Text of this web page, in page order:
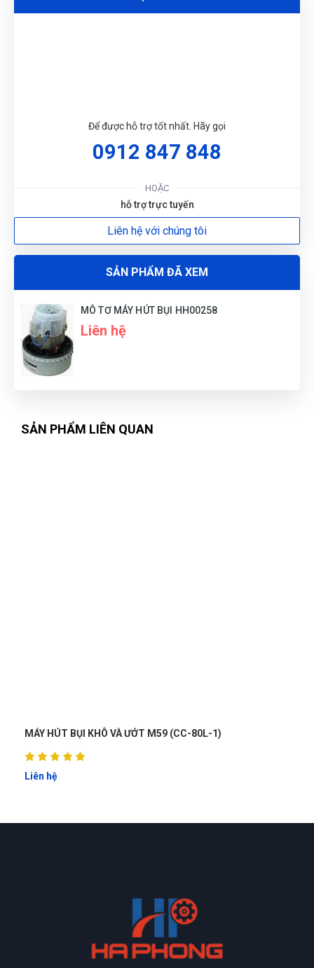
Để được hỗ trợ tốt nhất. Hãy gọi
0912 847 848
HOẶC
hỗ trợ trực tuyến
Liên hệ với chúng tôi
SẢN PHẨM ĐÃ XEM
MÔ TƠ MÁY HÚT BỤI HH00258
Liên hệ
SẢN PHẨM LIÊN QUAN
MÁY HÚT BỤI KHÔ VÀ ƯỚT M59 (CC-80L-1)
Liên hệ